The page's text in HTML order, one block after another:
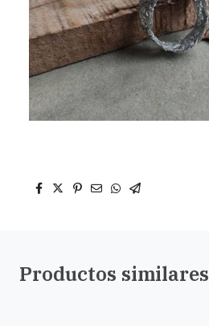
Productos similares